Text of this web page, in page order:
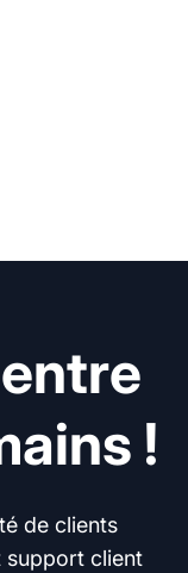
!
de clients
support client